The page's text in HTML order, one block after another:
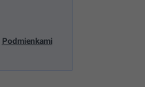
Podmienkami